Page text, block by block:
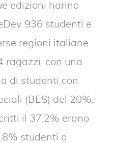
edizioni hanno
936 studenti e
regioni italiane.
ragazzi, con una
di studenti con
(BES) del 20%.
il 37.2% erano
studenti o